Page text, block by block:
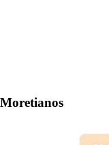
Moretianos